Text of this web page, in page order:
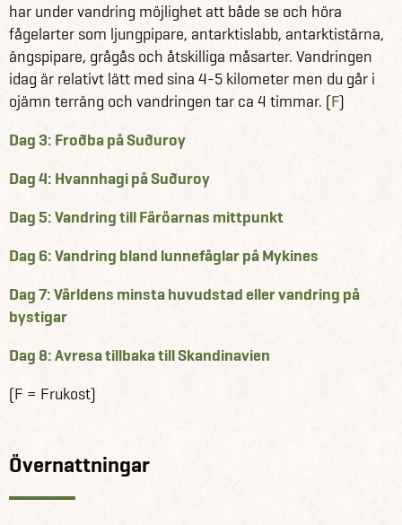
har under vandring möjlighet att både se och höra
fågelarter som ljungpipare, antarktislabb, antarktistärna,
ängspipare, grågås och åtskilliga måsarter. Vandringen
idag är relativt lätt med sina 4-5 kilometer men du går i
ojämn terräng och vandringen tar ca 4 timmar. (F)
Dag 3: Froðba på Suðuroy
Dag 4: Hvannhagi på Suðuroy
Dag 5: Vandring till Färöarnas mittpunkt
Dag 6: Vandring bland lunnefåglar på Mykines
Dag 7: Världens minsta huvudstad eller vandring på
bystigar
Dag 8: Avresa tillbaka till Skandinavien
(F = Frukost)
Övernattningar